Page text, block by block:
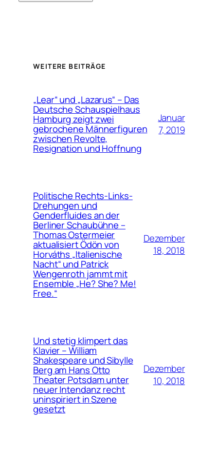
WEITERE BEITRÄGE
„Lear“ und „Lazarus“ – Das
Deutsche Schauspielhaus
Hamburg zeigt zwei
gebrochene Männerfiguren
zwischen Revolte,
Resignation und Hoffnung
Januar
7, 2019
Politische Rechts-Links-
Drehungen und
Genderfluides an der
Berliner Schaubühne –
Thomas Ostermeier
aktualisiert Ödön von
Horváths „Italienische
Nacht“ und Patrick
Wengenroth jammt mit
Ensemble „He? She? Me!
Free.“
Dezember
18, 2018
Und stetig klimpert das
Klavier – William
Shakespeare und Sibylle
Berg am Hans Otto
Theater Potsdam unter
neuer Intendanz recht
uninspiriert in Szene
gesetzt
Dezember
10, 2018